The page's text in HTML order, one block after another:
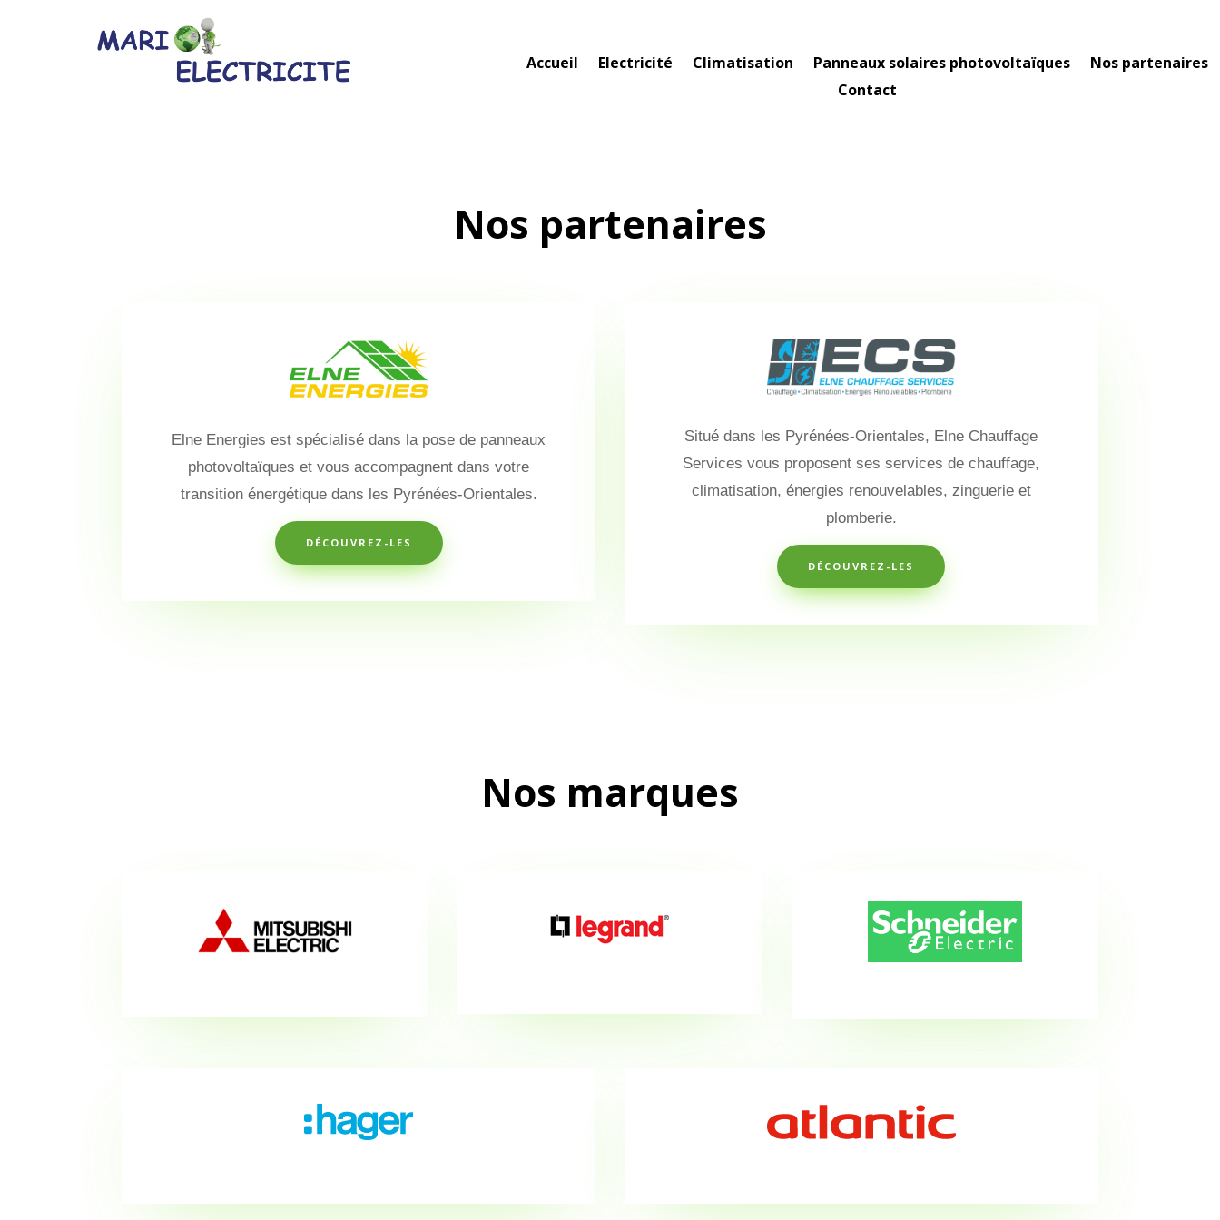
Accueil Electricité Climatisation Panneaux solaires photovoltaïques
Nos partenaires
Contact
Nos partenaires
Elne Energies est spécialisé dans la pose de panneaux
photovoltaïques et vous accompagnent dans votre
transition énergétique dans les Pyrénées-Orientales.
DÉCOUVREZ-LES
Situé dans les Pyrénées-Orientales, Elne Chauffage
Services vous proposent ses services de chauffage,
climatisation, énergies renouvelables, zinguerie et
plomberie.
DÉCOUVREZ-LES
Nos marques